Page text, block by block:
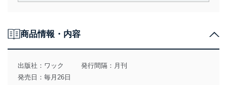
用目的を明確にし、本人の同意を得たうえで利用目的の
達成に必要な範囲内で適法かつ公正な手段によって取
得・利用・提供を行います。また、当社が保有している
個人情報は、同意を得ずに目的外利用、第三者への提
商品情報・内容
出版社： ワック
発行間隔：月刊
発売日：毎月26日